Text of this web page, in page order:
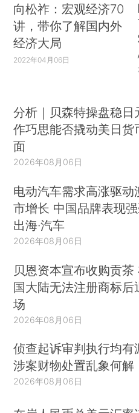
向松祚：宏观经济70
讲，带你了解国内外
经济大局
2022年04月06日
分析｜贝森特操盘稳日
作巧思能否撬动美日货
面
2026年08月06日
电动汽车需求高涨驱动
市增长 中国品牌表现强
出海·汽车
2026年08月06日
贝恩资本宣布收购贡茶
国大陆无法注册商标后
场
2026年08月06日
侦查起诉审判执行均有
涉案财物处置乱象何解
2026年08月06日